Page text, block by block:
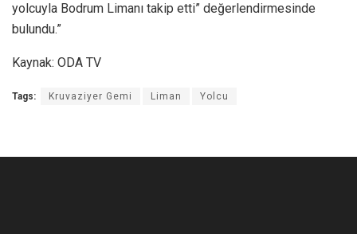
yolcuyla Bodrum Limanı takip etti” değerlendirmesinde
bulundu.”
Kaynak: ODA TV
Tags: Kruvaziyer Gemi Liman Yolcu